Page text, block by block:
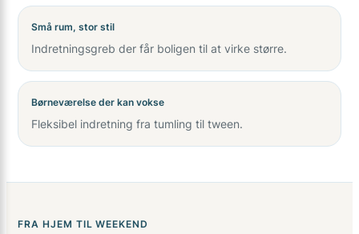
Små rum, stor stil
Indretningsgreb der får boligen til at virke større.
Børneværelse der kan vokse
Fleksibel indretning fra tumling til tween.
FRA HJEM TIL WEEKEND